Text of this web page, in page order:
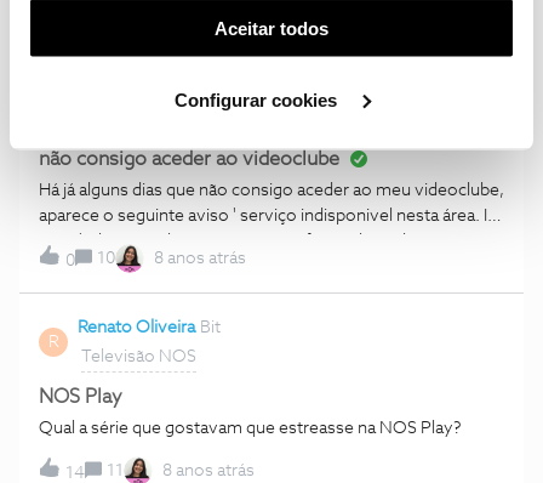
(cookies de publicidade personalizada). Pode gerir a
utilização dos cookies clicando em "Configurar
Aceitar todos
Configurar cookies
8 anos atrás
não consigo aceder ao videoclube
Há já alguns dias que não consigo aceder ao meu videoclube,
aparece o seguinte aviso ' serviço indisponivel nesta área. ID:
0
10 8 anos atrás
R
Renato Oliveira Bit
Televisão NOS
NOS Play
Qual a série que gostavam que estreasse na NOS Play?
14 11 8 anos atrás